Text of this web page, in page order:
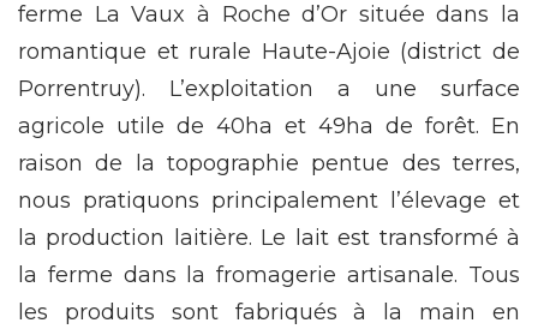
ferme La Vaux à Roche d’Or située dans la
romantique et rurale Haute-Ajoie (district de
Porrentruy). L’exploitation a une surface
agricole utile de 40ha et 49ha de forêt. En
raison de la topographie pentue des terres,
nous pratiquons principalement l’élevage et
la production laitière. Le lait est transformé à
la ferme dans la fromagerie artisanale. Tous
les produits sont fabriqués à la main en